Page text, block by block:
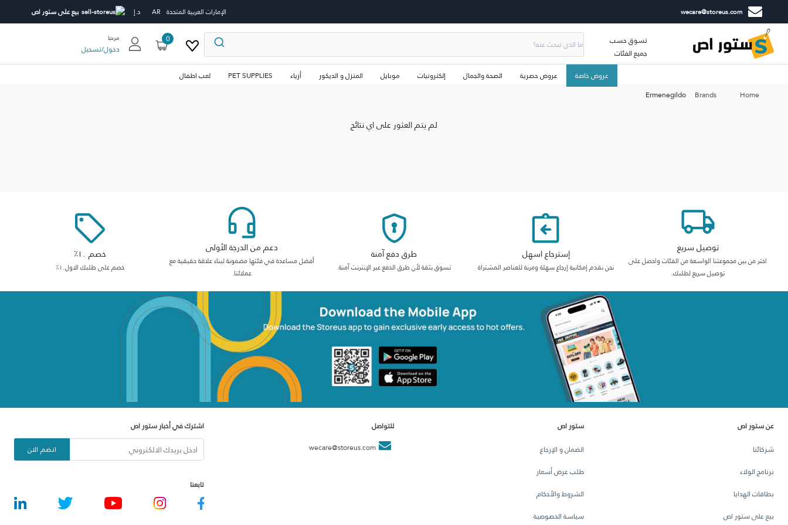
wecare@storeus.com الإمارات العربية المتحدة AR د.إ بيع على ستور اص
تسوق حسب
جميع الفئات
0 مرحبا
دخول/تسجيل
عروض خاصة عروض حصرية الصحة والجمال إلكترونيات موبايل المنزل و الديكور أزياء PET SUPPLIES
لعب اطفال
Home
Brands
Ermenegildo
لم يتم العثور على اي نتائج
توصيل سريع
اختر من بين مجموعتنا الواسعة من الفئات واحصل على
توصيل سريع لطلبك.
إسترجاع اسهل
نحن نقدم إمكانية إرجاع سهلة ومرنة للعناصر المشتراة
طرق دفع آمنة
تسوق بثقة لأن طرق الدفع عبر الإنترنت آمنة.
دعم من الدرجة الأولى
أفضل مساعدة في فئتها مضمونة لبناء علاقة حقيقية مع
عملائنا.
خصم ١٠٪
خصم على طلبك الاول١٠٪
عن ستور اص
شركائنا
برنامج الولاء
بطاقات الهدايا
بيع على ستور اص
ستور اص
الضمان و الإرجاع
طلب عرض أسعار
الشروط والأحكام
سياسة الخصوصية
للتواصل
wecare@storeus.com
اشترك في أخبار ستور اص
انضم الان
تابعنا